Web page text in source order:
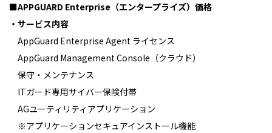
■APPGUARD Enterprise（エンタープライズ）価格
・サービス内容
AppGuard Enterprise Agent ライセンス
AppGuard Management Console（クラウド）
保守・メンテナンス
ITガード専用サイバー保険付帯
AGユーティリティアプリケーション
※アプリケーションセキュアインストール機能